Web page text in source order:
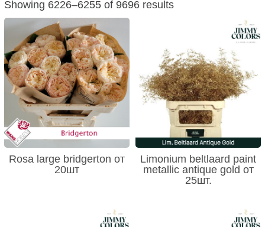
Showing 6226–6255 of 9696 results
Rosa large bridgerton от
20шт
Limonium beltlaard paint
metallic antique gold от
25шт.